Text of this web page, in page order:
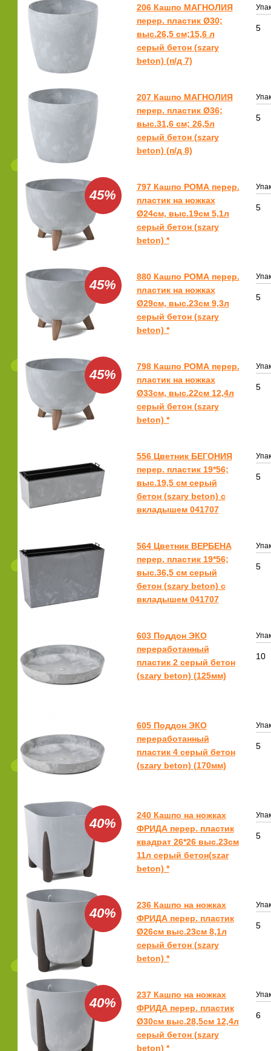
206 Кашпо МАГНОЛИЯ
перер. пластик Ø30;
выс.26,5 см;15,6 л
серый бетон (szary
beton) (п/д 7)
5
207 Кашпо МАГНОЛИЯ
перер. пластик Ø36;
выс.31,6 см; 26,5л
серый бетон (szary
beton) (п/д 8)
5
45%
797 Кашпо РОМА перер.
пластик на ножках
Ø24см, выс.19см 5,1л
серый бетон (szary
beton) *
5
45%
880 Кашпо РОМА перер.
пластик на ножках
Ø29см, выс.23см 9,3л
серый бетон (szary
beton) *
5
45%
798 Кашпо РОМА перер.
пластик на ножках
Ø33см, выс.22см 12,4л
серый бетон (szary
beton) *
5
556 Цветник БЕГОНИЯ
перер. пластик 19*56;
выс.19,5 см серый
бетон (szary beton) с
вкладышем 041707
5
564 Цветник ВЕРБЕНА
перер. пластик 19*56;
выс.36,5 см серый
бетон (szary beton) с
вкладышем 041707
5
603 Поддон ЭКО
переработанный
пластик 2 серый бетон
(szary beton) (125мм)
10
605 Поддон ЭКО
переработанный
пластик 4 серый бетон
(szary beton) (170мм)
5
40%
240 Кашпо на ножках
ФРИДА перер. пластик
квадрат 26*26 выс.23см
11л серый бетон(szar
beton) *
5
40%
236 Кашпо на ножках
ФРИДА перер. пластик
Ø26см выс.23см 8,1л
серый бетон (szary
beton) *
5
40%
237 Кашпо на ножках
ФРИДА перер. пластик
Ø30см выс.28,5см 12,4л
серый бетон (szary
beton) *
6